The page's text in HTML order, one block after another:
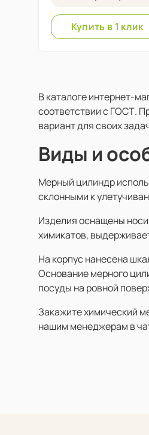
Купить в 1 клик
В каталоге интернет-
соответствии с ГОСТ.
вариант для своих
Виды и
Мерный цилиндр
склонными к
Изделия оснащены
химикатов,
На корпус нанесена
Основание мерного
посуды на ровной
Закажите химический
нашим менеджерам в